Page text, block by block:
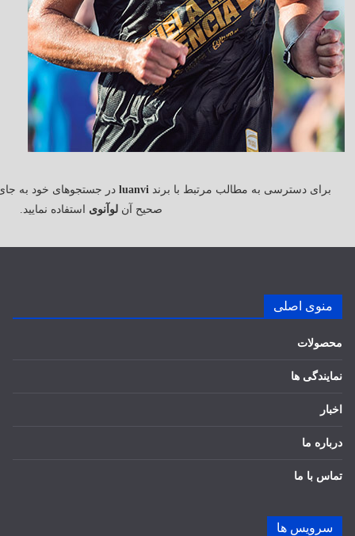
برای دسترسی به مطالب مرتبط با برندluanvi در جستجوهای خود به
صحیح آنلوآنوی استفاده نمایید.
منوی اصلی
محصولات
نمایندگی ها
اخبار
درباره ما
تماس با ما
سرویس ها